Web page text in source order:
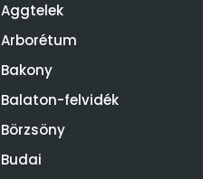
Aggtelek
Arborétum
Bakony
Balaton-felvidék
Börzsöny
Budai